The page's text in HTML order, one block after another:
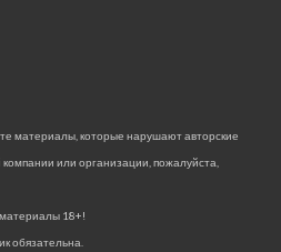
материалы, которые нарушают авторские
или организации, пожалуйста,
18+!
обязательна.